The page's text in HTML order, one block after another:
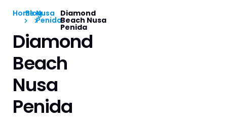
HomeBlogNusa
Penida
Diamond
Beach Nusa
Penida
Diamond
Beach
Nusa
Penida